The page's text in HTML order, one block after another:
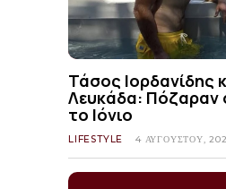
Τάσος Ιορδανίδης
Λευκάδα: Πόζαραν
το Ιόνιο
LIFESTYLE 4 ΑΥΓΟΎΣΤΟΥ,